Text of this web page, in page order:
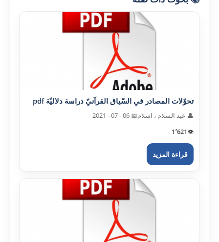
تحوّلات المصادر في السّياق القرآنيّ دراسة دلاليّة pdf
👤 عبد السلام ، اسلام📅 06 - 07 - 2021
👁️1٬621
قراءة المزيد